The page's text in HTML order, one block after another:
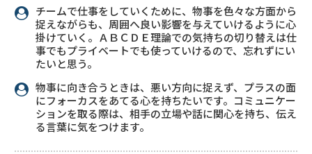
チームで仕事をしていくために、物事を色々な方面から
捉えながらも、周囲へ良い影響を与えていけるように心
掛けていく。ＡＢＣＤＥ理論での気持ちの切り替えは仕
事でもプライベートでも使っていけるので、忘れずにい
たいと思う。
物事に向き合うときは、悪い方向に捉えず、プラスの面
にフォーカスをあてる心を持ちたいです。コミュニケー
ションを取る際は、相手の立場や話に関心を持ち、伝え
る言葉に気をつけます。